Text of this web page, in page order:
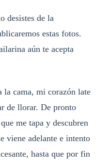
desistes de la
estas fotos.
aún te acepta
la cama, mi corazón late
de llorar. De pronto
me tapa y descubren
viene adelante e intento
hasta que por fin